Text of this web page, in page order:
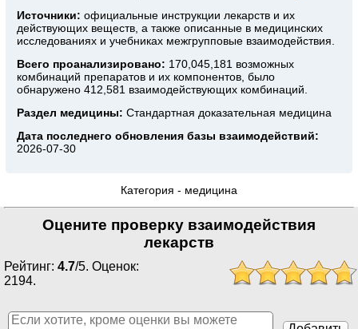
Источники: официальные инструкции лекарств и их
действующих веществ, а также описанные в медицинских
исследованиях и учебниках межгрупповые взаимодействия.
Всего проанализировано: 170,045,181 возможных
комбинаций препаратов и их компонентов, было
обнаружено 412,581 взаимодействующих комбинаций.
Раздел медицины: Стандартная доказательная медицина
Дата последнего обновления базы взаимодействий:
2026-07-30
Категория - медицина
Оцените проверку взаимодействия
лекарств
Рейтинг: 4.7/5. Оценок:
2194.